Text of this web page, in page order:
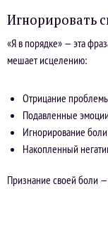
Игнорировать
«Я в порядке» — эта
мешает исцелению:
Отрицание
Подавленные
Игнорирование боли
Накопленный
Признание своей боли